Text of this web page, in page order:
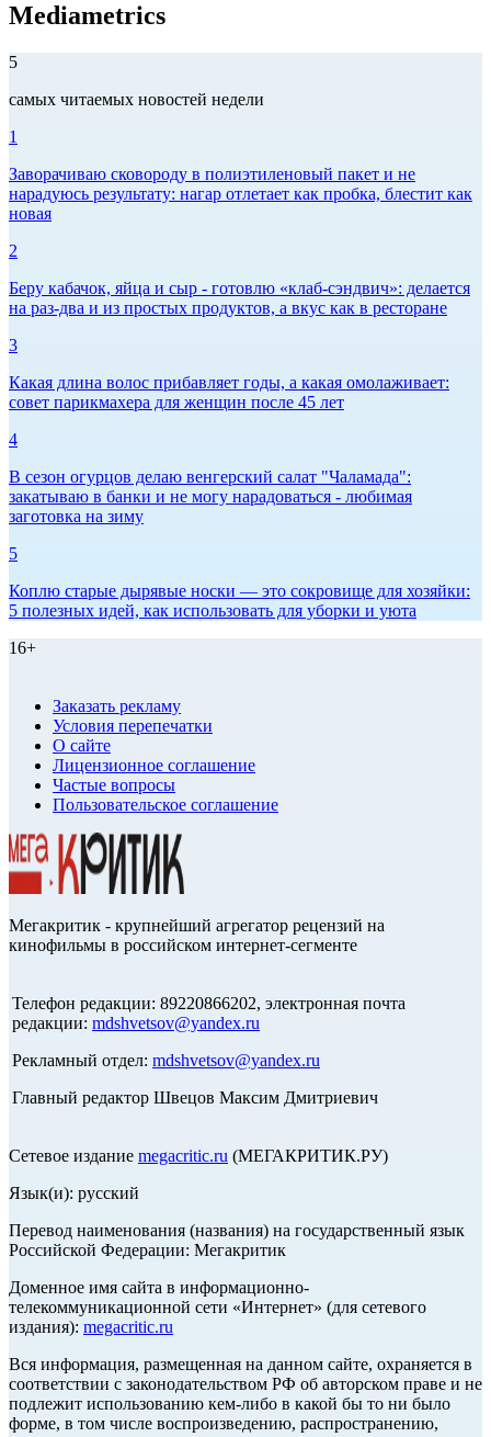
Mediametrics
5
самых читаемых новостей недели
1
Заворачиваю сковороду в полиэтиленовый пакет и не
нарадуюсь результату: нагар отлетает как пробка, блестит как
новая
2
Беру кабачок, яйца и сыр - готовлю «клаб-сэндвич»: делается
на раз-два и из простых продуктов, а вкус как в ресторане
3
Какая длина волос прибавляет годы, а какая омолаживает:
совет парикмахера для женщин после 45 лет
4
В сезон огурцов делаю венгерский салат "Чаламада":
закатываю в банки и не могу нарадоваться - любимая
заготовка на зиму
5
Коплю старые дырявые носки — это сокровище для хозяйки:
5 полезных идей, как использовать для уборки и уюта
16+
Заказать рекламу
Условия перепечатки
О сайте
Лицензионное соглашение
Частые вопросы
Пользовательское соглашение
Мегакритик - крупнейший агрегатор рецензий на
кинофильмы в российском интернет-сегменте
Телефон редакции: 89220866202, электронная почта
редакции: mdshvetsov@yandex.ru
Рекламный отдел: mdshvetsov@yandex.ru
Главный редактор Швецов Максим Дмитриевич
Сетевое издание megacritic.ru (МЕГАКРИТИК.РУ)
Язык(и): русский
Перевод наименования (названия) на государственный язык
Российской Федерации: Мегакритик
Доменное имя сайта в информационно-
телекоммуникационной сети «Интернет» (для сетевого
издания): megacritic.ru
Вся информация, размещенная на данном сайте, охраняется в
соответствии с законодательством РФ об авторском праве и не
подлежит использованию кем-либо в какой бы то ни было
форме, в том числе воспроизведению, распространению,